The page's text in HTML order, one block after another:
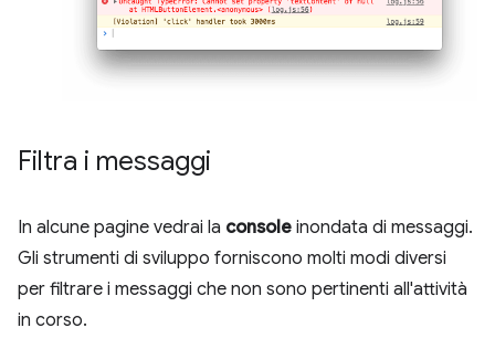
Filtra i messaggi
In alcune pagine vedrai la console inondata di messaggi.
Gli strumenti di sviluppo forniscono molti modi diversi
per filtrare i messaggi che non sono pertinenti all'attività
in corso.